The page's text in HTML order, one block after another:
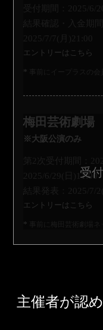
エントリーはこちら
梅田芸術劇場
※大阪公演のみ
2025/6/29(日)11:00
エントリーはこちら
主催者が認